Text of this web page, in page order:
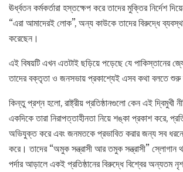
ঊর্ধ্বতন কর্মকর্তারা হস্তক্ষেপ করে তাদের মুক্তির নির্দেশ
“এরা আমাদেরই লোক”, অন্য কাউকে তাদের বিরুদ্ধে
করেছেন।
এই বিষয়টি এখন এতটাই ছড়িয়ে পড়েছে যে পাকিস্তানের
তাদের বক্তৃতা ও জনসভায় প্রকাশ্যেই এসব কথা বলতে শুরু
কিন্তু প্রশ্ন হলো, রাষ্ট্রীয় প্রতিষ্ঠানগুলো কেন এই দ্বিমুখী
একদিকে তারা নিরাপত্তাহীনতা নিয়ে শঙ্কা প্রকাশ করে,
অভিযুক্ত করে এবং জনমতকে প্রভাবিত করার জন্য সব
করে। তাদের “অমুক সন্ত্রাসী আর তমুক সন্ত্রাসী” স্লোগান
পর্দার আড়ালে একই প্রতিষ্ঠানের বিরুদ্ধে বিশ্বের অন্যতম